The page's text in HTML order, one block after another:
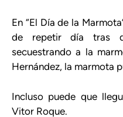
En “El Día de la
de repetir día tras
secuestrando a la
Hernández, la marmota
Incluso puede que
Vitor Roque.